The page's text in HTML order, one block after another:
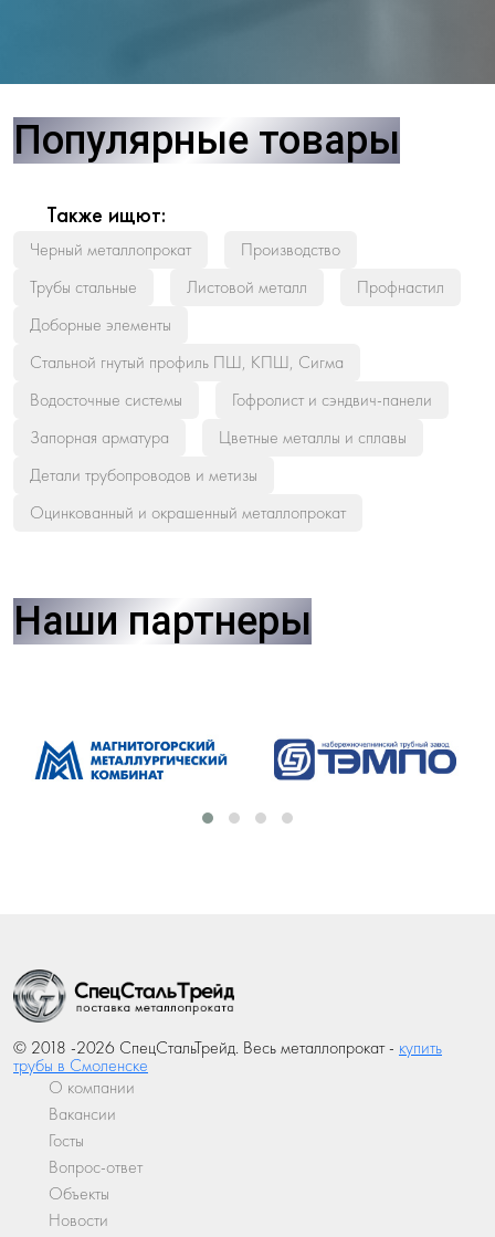
Популярные товары
Также ищют:
Черный металлопрокат
Производство
Трубы стальные
Листовой металл
Профнастил
Доборные элементы
Стальной гнутый профиль ПШ, КПШ, Сигма
Водосточные системы
Гофролист и сэндвич-панели
Запорная арматура
Цветные металлы и сплавы
Детали трубопроводов и метизы
Оцинкованный и окрашенный металлопрокат
Наши партнеры
© 2018 -2026 СпецСтальТрейд. Весь металлопрокат - купить
трубы в Смоленске
О компании
Вакансии
Госты
Вопрос-ответ
Объекты
Новости